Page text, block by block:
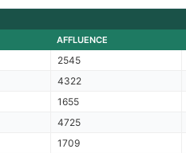
AFFLUENCE
2545
4322
1655
4725
1709